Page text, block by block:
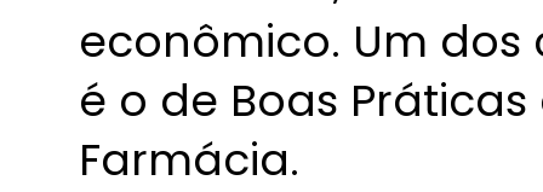
econômico. Um
é o de Boas
Farmácia.